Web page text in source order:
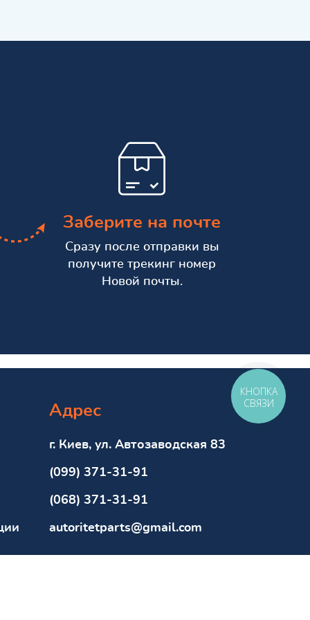
Заберите на почте
Сразу после отправки вы
получите трекинг номер
Новой почты.
Адрес
г. Киев, ул. Автозаводская 83
(099) 371-31-91
(068) 371-31-91
autoritetparts@gmail.com
КНОПКА
СВЯЗИ